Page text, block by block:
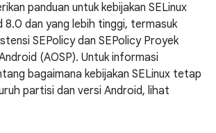
panduan untuk kebijakan SELinux
8.0 dan yang lebih tinggi, termasuk
SEPolicy dan SEPolicy Proyek
(AOSP). Untuk informasi
bagaimana kebijakan SELinux tetap
partisi dan versi Android, lihat